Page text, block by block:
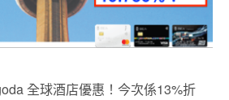
全球酒店優惠！今次係13%折